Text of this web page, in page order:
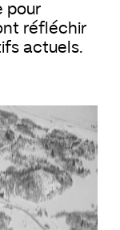
pour
réfléchir
actuels.